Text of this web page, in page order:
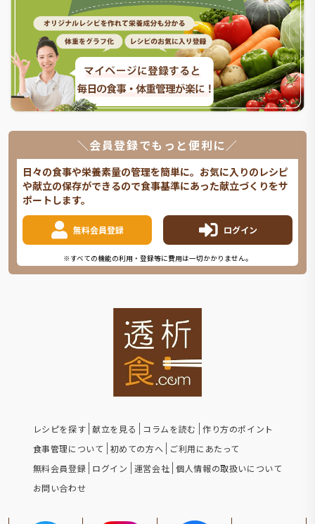
＼会員登録でもっと便利に／
日々の食事や栄養素量の管理を簡単に。お気に入りのレシピ
や献立の保存ができるので食事基準にあった献立づくりをサ
ポートします。
無料会員登録 ログイン
※すべての機能の利用・登録等に費用は一切かかりません。
レシピを探す 献立を見る コラムを読む
作り方のポイント
食事管理について
初めての方へ
ご利用にあたって
無料会員登録 ログイン 運営会社 個人情報の取扱いについて
お問い合わせ